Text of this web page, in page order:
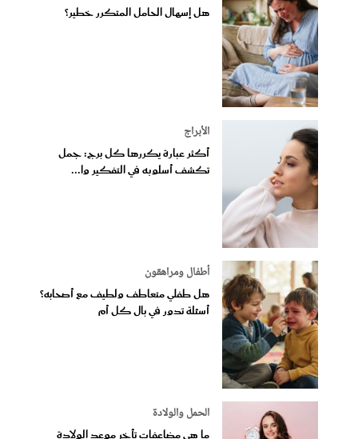
هل إسهال الحامل المتكرر خطير؟
الأبراج
أكثر عبارة يكررها كل برج: جمل
تكشف أسلوبه في التفكير وا...
أطفال ومراهقون
هل طفلي متعاطف ولطيف مع أصحابه؟
أسئلة تدور في بال كل أم
الحمل والولادة